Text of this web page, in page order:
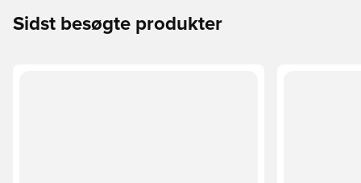
Sidst besøgte produkter